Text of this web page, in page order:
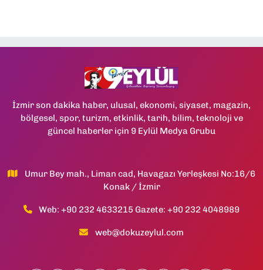
İzmir son dakika haber, ulusal, ekonomi, siyaset, magazin,
bölgesel, spor, turizm, etkinlik, tarih, bilim, teknoloji ve
güncel haberler için 9 Eylül Medya Grubu
Umur Bey mah., Liman cad, Havagazı Yerleşkesi No:16/6
Konak / İzmir
Web: +90 232 4633215 Gazete: +90 232 4048989
web@dokuzeylul.com